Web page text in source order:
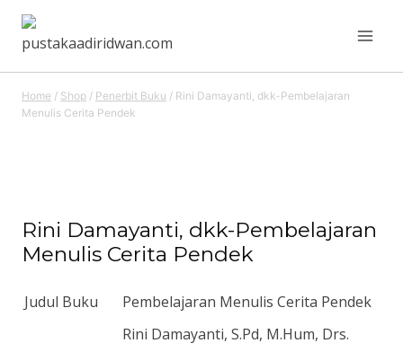
Skip
content
Home / Shop / Penerbit Buku / Rini Damayanti, dkk-Pembelajaran
Menulis Cerita Pendek
Rini Damayanti, dkk-Pembelajaran
Menulis Cerita Pendek
Judul Buku Pembelajaran Menulis Cerita Pendek
Rini Damayanti, S.Pd, M.Hum, Drs.